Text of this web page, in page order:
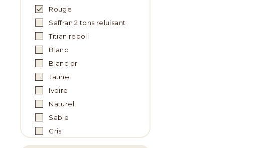
Rouge
Saffran 2 tons reluisant
Titian repoli
Blanc
Blanc or
Jaune
Ivoire
Naturel
Sable
Gris